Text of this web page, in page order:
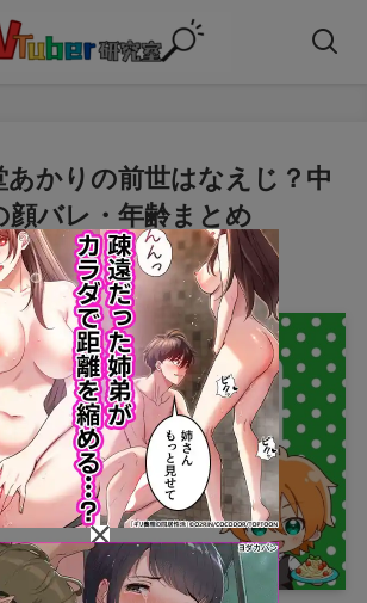
あかりの前世はなえじ？中
顔バレ・年齢まとめ
2026年6月17日